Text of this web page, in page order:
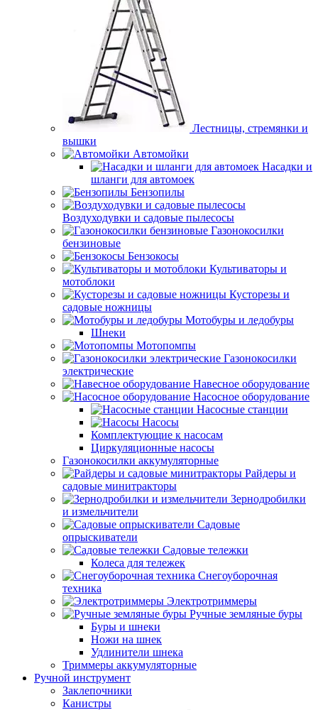
Лестницы, стремянки и
вышки
Автомойки
Насадки и
шланги для автомоек
Бензопилы
Воздуходувки и садовые пылесосы
Газонокосилки
бензиновые
Бензокосы
Культиваторы и
мотоблоки
Кусторезы и
садовые ножницы
Мотобуры и ледобуры
Шнеки
Мотопомпы
Газонокосилки
электрические
Навесное оборудование
Насосное оборудование
Насосные станции
Насосы
Комплектующие к насосам
Циркуляционные насосы
Газонокосилки аккумуляторные
Райдеры и
садовые минитракторы
Зернодробилки
и измельчители
Садовые
опрыскиватели
Садовые тележки
Колеса для тележек
Снегоуборочная
техника
Электротриммеры
Ручные земляные буры
Буры и шнеки
Ножи на шнек
Удлинители шнека
Триммеры аккумуляторные
Ручной инструмент
Заклепочники
Канистры